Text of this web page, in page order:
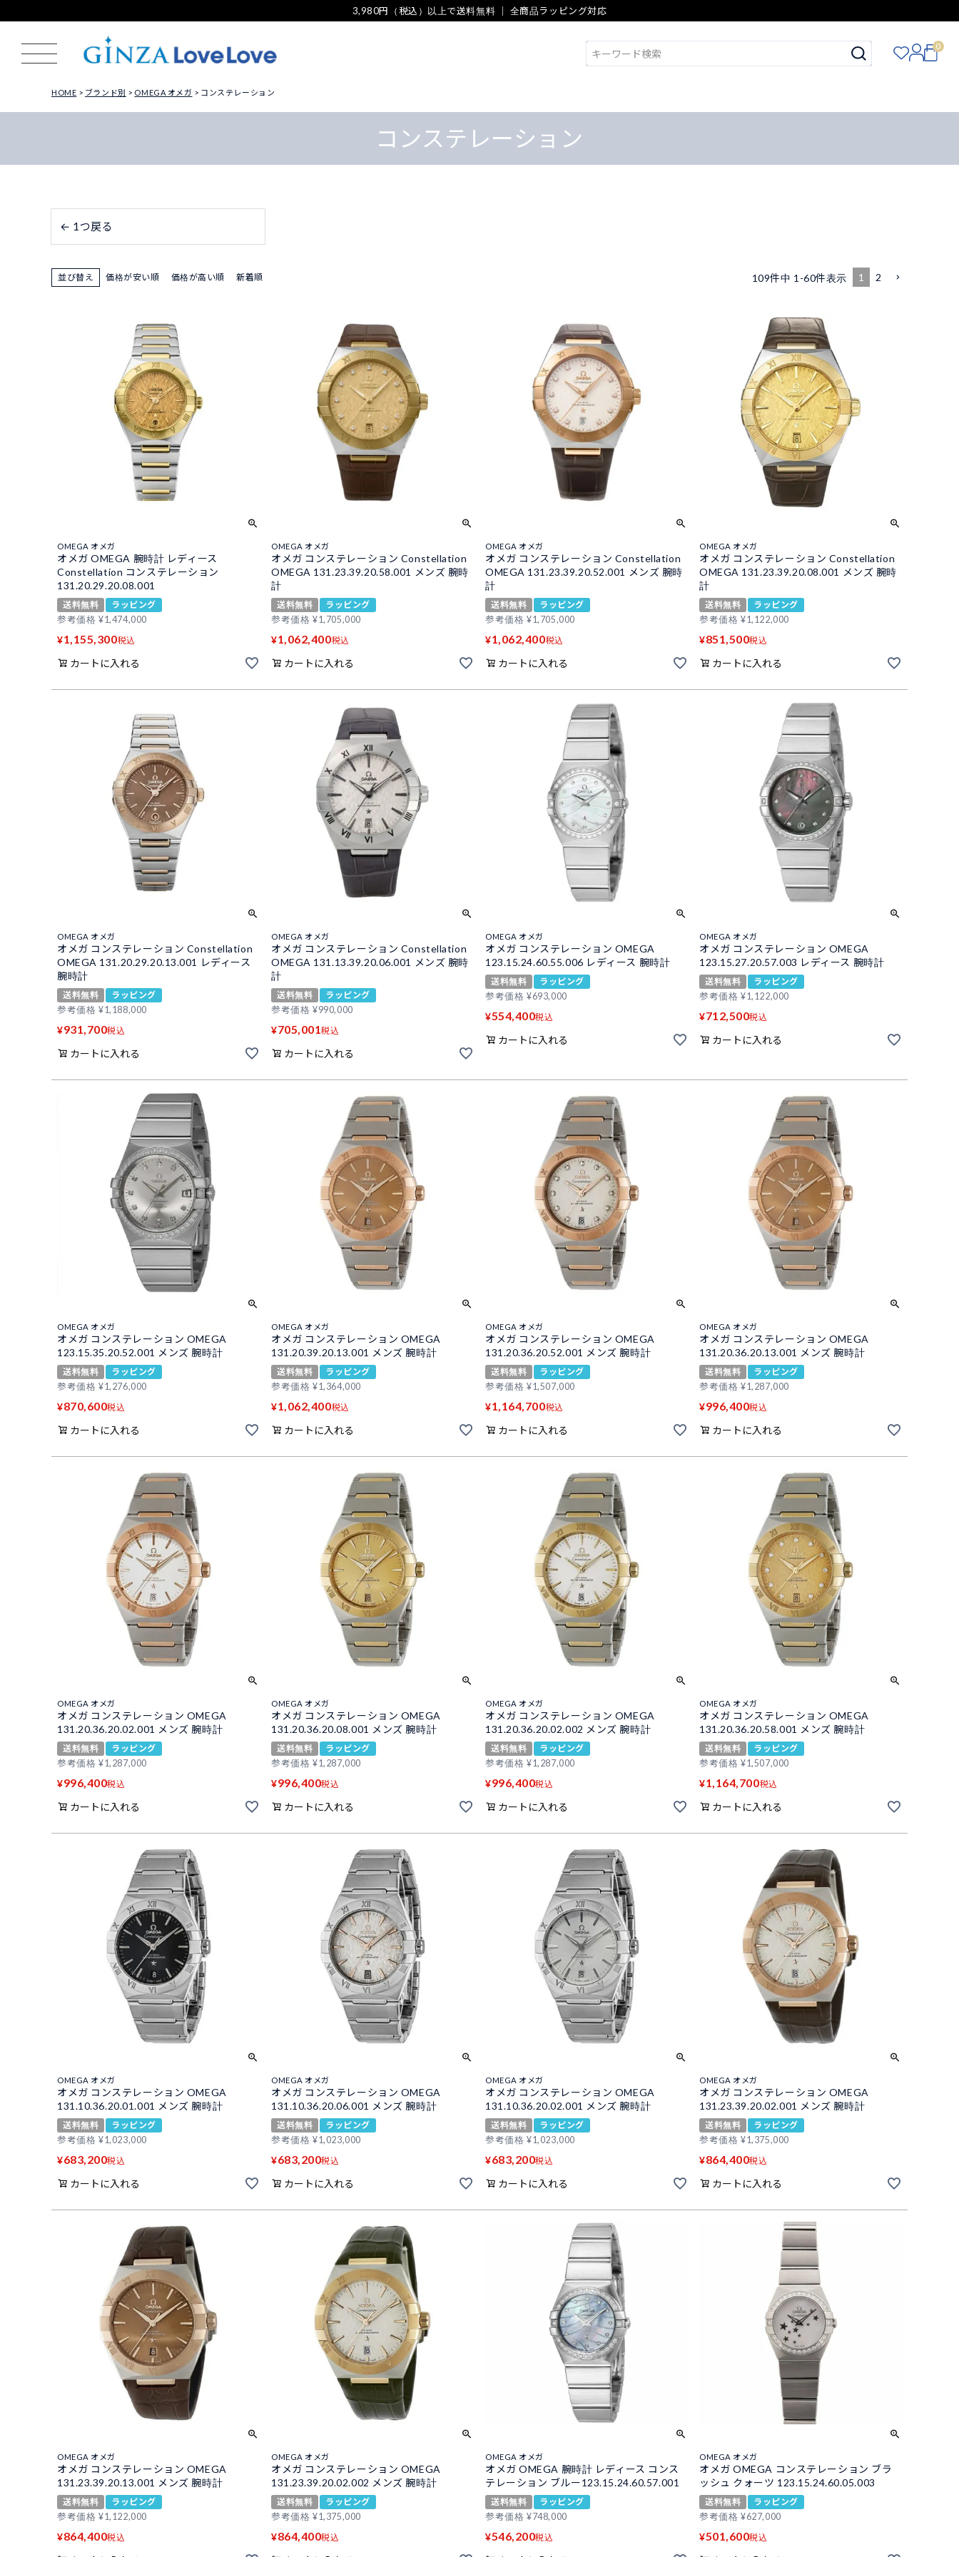
3,980円（税込）以上で送料無料 ｜ 全商品ラッピング対応
0
HOME ブランド別 OMEGA オメガ コンステレーション
コンステレーション
← 1つ戻る
並び替え 価格が安い順 価格が高い順 新着順 109件中 1 -60件表示 1 2
OMEGA オメガ
オメガ OMEGA 腕時計 レディース
Constellation コンステレーション
131.20.29.20.08.001
送料無料
ラッピング
参考価格 ¥1,474,000
¥1,155,300税込
カートに入れる
OMEGA オメガ
オメガ コンステレーション Constellation
OMEGA 131.23.39.20.58.001 メンズ 腕時
計
送料無料
ラッピング
参考価格 ¥1,705,000
¥1,062,400税込
カートに入れる
OMEGA オメガ
オメガ コンステレーション Constellation
OMEGA 131.23.39.20.52.001 メンズ 腕時
計
送料無料
ラッピング
参考価格 ¥1,705,000
¥1,062,400税込
カートに入れる
OMEGA オメガ
オメガ コンステレーション Constellation
OMEGA 131.23.39.20.08.001 メンズ 腕時
計
送料無料
ラッピング
参考価格 ¥1,122,000
¥851,500税込
カートに入れる
OMEGA オメガ
オメガ コンステレーション Constellation
OMEGA 131.20.29.20.13.001 レディース
腕時計
送料無料
ラッピング
参考価格 ¥1,188,000
¥931,700税込
カートに入れる
OMEGA オメガ
オメガ コンステレーション Constellation
OMEGA 131.13.39.20.06.001 メンズ 腕時
計
送料無料
ラッピング
参考価格 ¥990,000
¥705,001税込
カートに入れる
OMEGA オメガ
オメガ コンステレーション OMEGA
123.15.24.60.55.006 レディース 腕時計
送料無料
ラッピング
参考価格 ¥693,000
¥554,400税込
カートに入れる
OMEGA オメガ
オメガ コンステレーション OMEGA
123.15.27.20.57.003 レディース 腕時計
送料無料
ラッピング
参考価格 ¥1,122,000
¥712,500税込
カートに入れる
OMEGA オメガ
オメガ コンステレーション OMEGA
123.15.35.20.52.001 メンズ 腕時計
送料無料
ラッピング
参考価格 ¥1,276,000
¥870,600税込
カートに入れる
OMEGA オメガ
オメガ コンステレーション OMEGA
131.20.39.20.13.001 メンズ 腕時計
送料無料
ラッピング
参考価格 ¥1,364,000
¥1,062,400税込
カートに入れる
OMEGA オメガ
オメガ コンステレーション OMEGA
131.20.36.20.52.001 メンズ 腕時計
送料無料
ラッピング
参考価格 ¥1,507,000
¥1,164,700税込
カートに入れる
OMEGA オメガ
オメガ コンステレーション OMEGA
131.20.36.20.13.001 メンズ 腕時計
送料無料
ラッピング
参考価格 ¥1,287,000
¥996,400税込
カートに入れる
OMEGA オメガ
オメガ コンステレーション OMEGA
131.20.36.20.02.001 メンズ 腕時計
送料無料
ラッピング
参考価格 ¥1,287,000
¥996,400税込
カートに入れる
OMEGA オメガ
オメガ コンステレーション OMEGA
131.20.36.20.08.001 メンズ 腕時計
送料無料
ラッピング
参考価格 ¥1,287,000
¥996,400税込
カートに入れる
OMEGA オメガ
オメガ コンステレーション OMEGA
131.20.36.20.02.002 メンズ 腕時計
送料無料
ラッピング
参考価格 ¥1,287,000
¥996,400税込
カートに入れる
OMEGA オメガ
オメガ コンステレーション OMEGA
131.20.36.20.58.001 メンズ 腕時計
送料無料
ラッピング
参考価格 ¥1,507,000
¥1,164,700税込
カートに入れる
OMEGA オメガ
オメガ コンステレーション OMEGA
131.10.36.20.01.001 メンズ 腕時計
送料無料
ラッピング
参考価格 ¥1,023,000
¥683,200税込
カートに入れる
OMEGA オメガ
オメガ コンステレーション OMEGA
131.10.36.20.06.001 メンズ 腕時計
送料無料
ラッピング
参考価格 ¥1,023,000
¥683,200税込
カートに入れる
OMEGA オメガ
オメガ コンステレーション OMEGA
131.10.36.20.02.001 メンズ 腕時計
送料無料
ラッピング
参考価格 ¥1,023,000
¥683,200税込
カートに入れる
OMEGA オメガ
オメガ コンステレーション OMEGA
131.23.39.20.02.001 メンズ 腕時計
送料無料
ラッピング
参考価格 ¥1,375,000
¥864,400税込
カートに入れる
OMEGA オメガ
オメガ コンステレーション OMEGA
131.23.39.20.13.001 メンズ 腕時計
送料無料
ラッピング
参考価格 ¥1,122,000
¥864,400税込
OMEGA オメガ
オメガ コンステレーション OMEGA
131.23.39.20.02.002 メンズ 腕時計
送料無料
ラッピング
参考価格 ¥1,375,000
¥864,400税込
OMEGA オメガ
オメガ OMEGA 腕時計 レディース コンス
テレーション ブルー123.15.24.60.57.001
送料無料
ラッピング
参考価格 ¥748,000
¥546,200税込
OMEGA オメガ
オメガ OMEGA コンステレーション ブラ
ッシュ クォーツ 123.15.24.60.05.003
送料無料
ラッピング
参考価格 ¥627,000
¥501,600税込